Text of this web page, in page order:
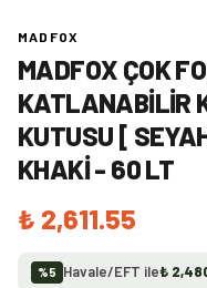
MADFOX
MADFOX ÇOK
KATLANABILIR
KUTUSU [
KHAKI - 60 LT
₺ 2,611.55
%5 Havale/EFT ile₺